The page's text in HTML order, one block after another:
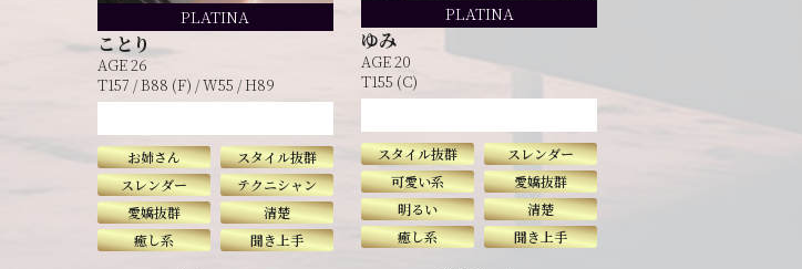
PLATINA
ことり
AGE 26
T157 / B88 (F) / W55 / H89
お姉さん
スタイル抜群
スレンダー
テクニシャン
愛嬌抜群
清楚
癒し系
聞き上手
PLATINA
ゆみ
AGE 20
T155 (C)
スタイル抜群
スレンダー
可愛い系
愛嬌抜群
明るい
清楚
癒し系
聞き上手